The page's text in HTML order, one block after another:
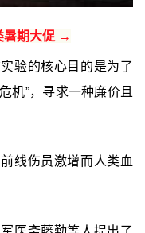
暑期大促 →
验的核心目的是为了
机”，寻求一种廉价且
线伤员激增而人类血